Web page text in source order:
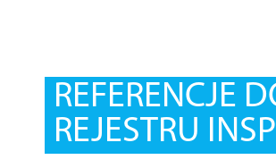
REFERENCJE
REJESTRU